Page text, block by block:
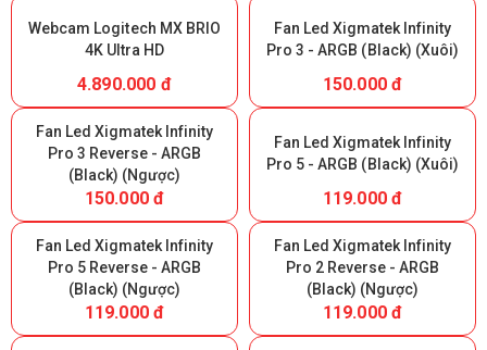
Webcam Logitech MX BRIO
4K Ultra HD
4.890.000 đ
Fan Led Xigmatek Infinity
Pro 3 - ARGB (Black) (Xuôi)
150.000 đ
Fan Led Xigmatek Infinity
Pro 3 Reverse - ARGB
(Black) (Ngược)
150.000 đ
Fan Led Xigmatek Infinity
Pro 5 - ARGB (Black) (Xuôi)
119.000 đ
Fan Led Xigmatek Infinity
Pro 5 Reverse - ARGB
(Black) (Ngược)
119.000 đ
Fan Led Xigmatek Infinity
Pro 2 Reverse - ARGB
(Black) (Ngược)
119.000 đ